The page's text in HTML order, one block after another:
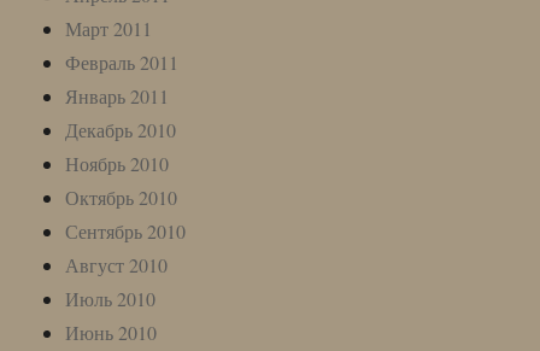
Март 2011
Февраль 2011
Январь 2011
Декабрь 2010
Ноябрь 2010
Октябрь 2010
Сентябрь 2010
Август 2010
Июль 2010
Июнь 2010